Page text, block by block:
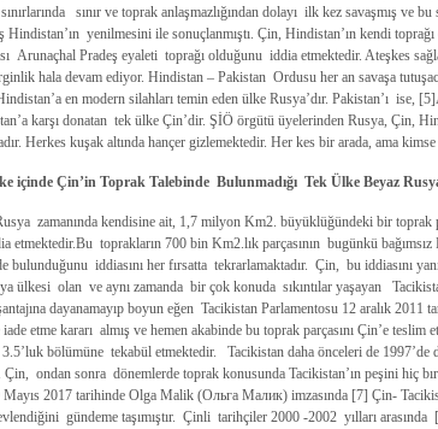
sınır ve toprak anlaşmazlığından dolayı ilk kez savaşmış ve
Hindistan’ın yenilmesini ile sonuçlanmıştı. Çin, Hindistan’ın kendi
Arunaçhal Pradeş eyaleti toprağı olduğunu iddia etmektedir. Ateşkes
hala devam ediyor. Hindistan – Pakistan Ordusu her an savaşa
en modern silahları temin eden ülke Rusya’dır. Pakistan’ı ise,
karşı donatan tek ülke Çin’dir. ŞİÖ örgütü üyelerinden Rusya, Çin,
Herkes kuşak altında hançer gizlemektedir. Her kes bir arada, ama
içinde Çin’in Toprak Talebinde Bulunmadığı Tek Ülke Beyaz
zamanında kendisine ait, 1,7 milyon Km2. büyüklüğündeki bir toprak
etmektedir.Bu toprakların 700 bin Km2.lık parçasının bugünkü bağımsız
bulunduğunu iddiasını her fırsatta tekrarlamaktadır. Çin, bu iddiasını
ülkesi olan ve aynı zamanda bir çok konuda sıkıntılar yaşayan
dayanamayıp boyun eğen Tacikistan Parlamentosu 12 aralık
iade etme kararı almış ve hemen akabinde bu toprak parçasını Çin’e
bölümüne tekabül etmektedir. Tacikistan daha önceleri de 1997’de
Çin, ondan sonra dönemlerde toprak konusunda Tacikistan’ın peşini hiç
Mayıs 2017 tarihinde Olga Malik (Ольга Малик) imzasında [7] Çin-
gündeme taşımıştır. Çinli tarihçiler 2000 -2002 yılları